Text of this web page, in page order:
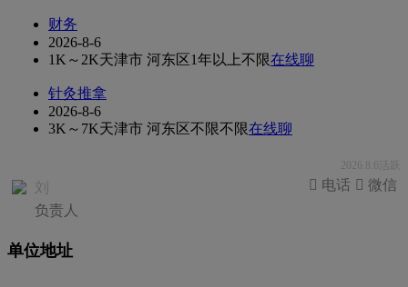
财务
2026-8-6
1K～2K天津市 河东区1年以上不限在线聊
针灸推拿
2026-8-6
3K～7K天津市 河东区不限不限在线聊
2026.8.6活跃
刘
负责人
 微信
 电话
单位地址